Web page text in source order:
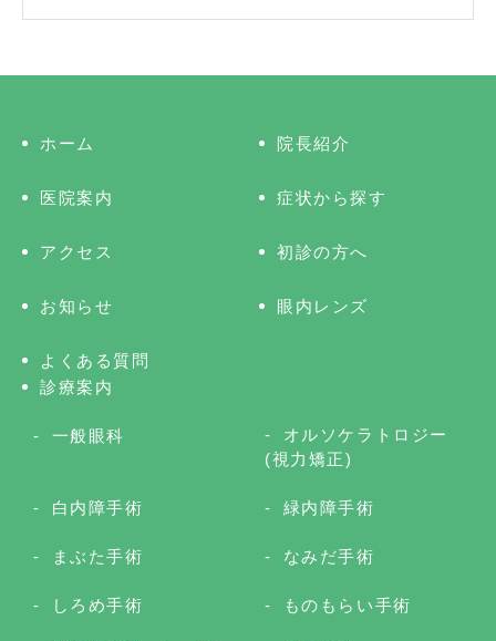
ホーム 院長紹介
医院案内 症状から探す
アクセス 初診の方へ
お知らせ 眼内レンズ
よくある質問
診療案内
一般眼科
オルソケラトロジー
(視力矯正)
白内障手術 緑内障手術
まぶた手術 なみだ手術
しろめ手術 ものもらい手術